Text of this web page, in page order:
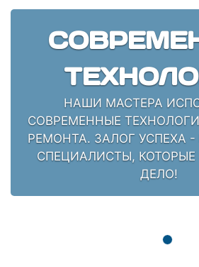
НАШИ МАСТЕРА
СОВРЕМЕННЫЕ
РЕМОНТА. ЗАЛОГ УСПЕХА
СПЕЦИАЛИСТЫ,
ДЕЛО!